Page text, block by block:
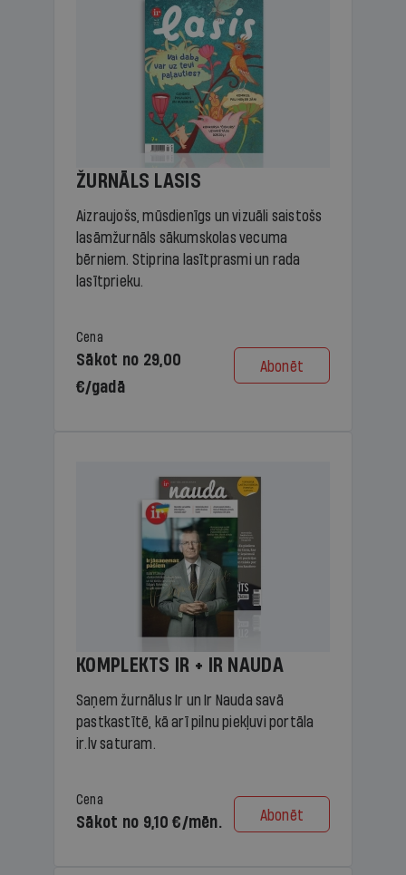
ŽURNĀLS LASIS
Aizraujošs, mūsdienīgs un vizuāli saistošs
lasāmžurnāls sākumskolas vecuma
bērniem. Stiprina lasītprasmi un rada
lasītprieku.
Cena
Sākot no 29,00
€/gadā
Abonēt
KOMPLEKTS IR + IR NAUDA
Saņem žurnālus Ir un Ir Nauda savā
pastkastītē, kā arī pilnu piekļuvi portāla
ir.lv saturam.
Cena
Sākot no 9,10 €/mēn. Abonēt